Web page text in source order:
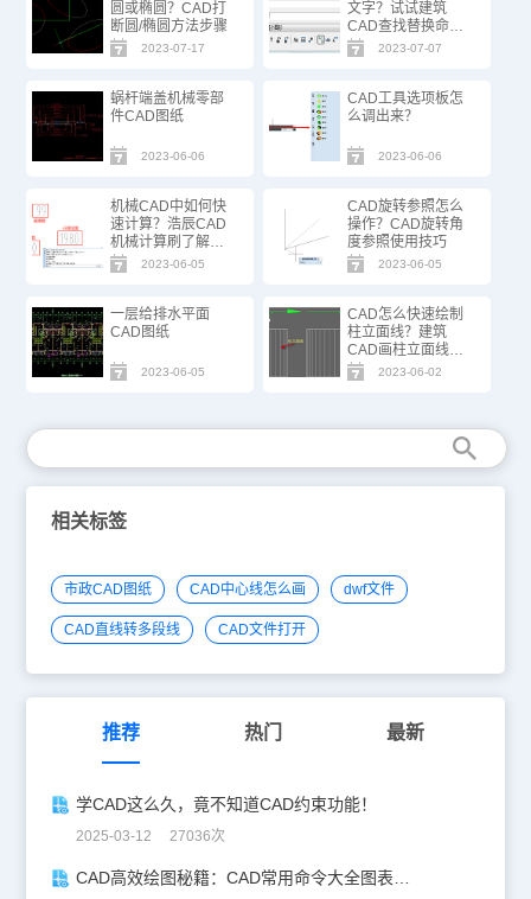
圆或椭圆？CAD打
断圆/椭圆方法步骤
2023-07-17
文字？试试建筑
CAD查找替换命
令！
2023-07-07
蜗杆端盖机械零部
件CAD图纸
2023-06-06
CAD工具选项板怎
么调出来？
2023-06-06
机械CAD中如何快
速计算？浩辰CAD
机械计算刷了解一
下
2023-06-05
CAD旋转参照怎么
操作？CAD旋转角
度参照使用技巧
2023-06-05
一层给排水平面
CAD图纸
2023-06-05
CAD怎么快速绘制
柱立面线？建筑
CAD画柱立面线方
法步骤2023-06-02
相关标签
市政CAD图纸 CAD中心线怎么画 dwf文件
CAD直线转多段线 CAD文件打开
推荐 热门 最新
学CAD这么久，竟不知道CAD约束功能！
2025-03-12 27036次